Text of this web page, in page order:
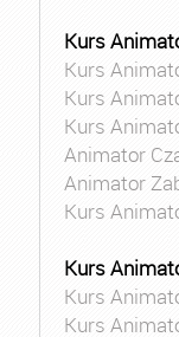
Kurs
Kurs
Kurs
Kurs
Animator
Animator
Kurs
Kurs
Kurs
Kurs